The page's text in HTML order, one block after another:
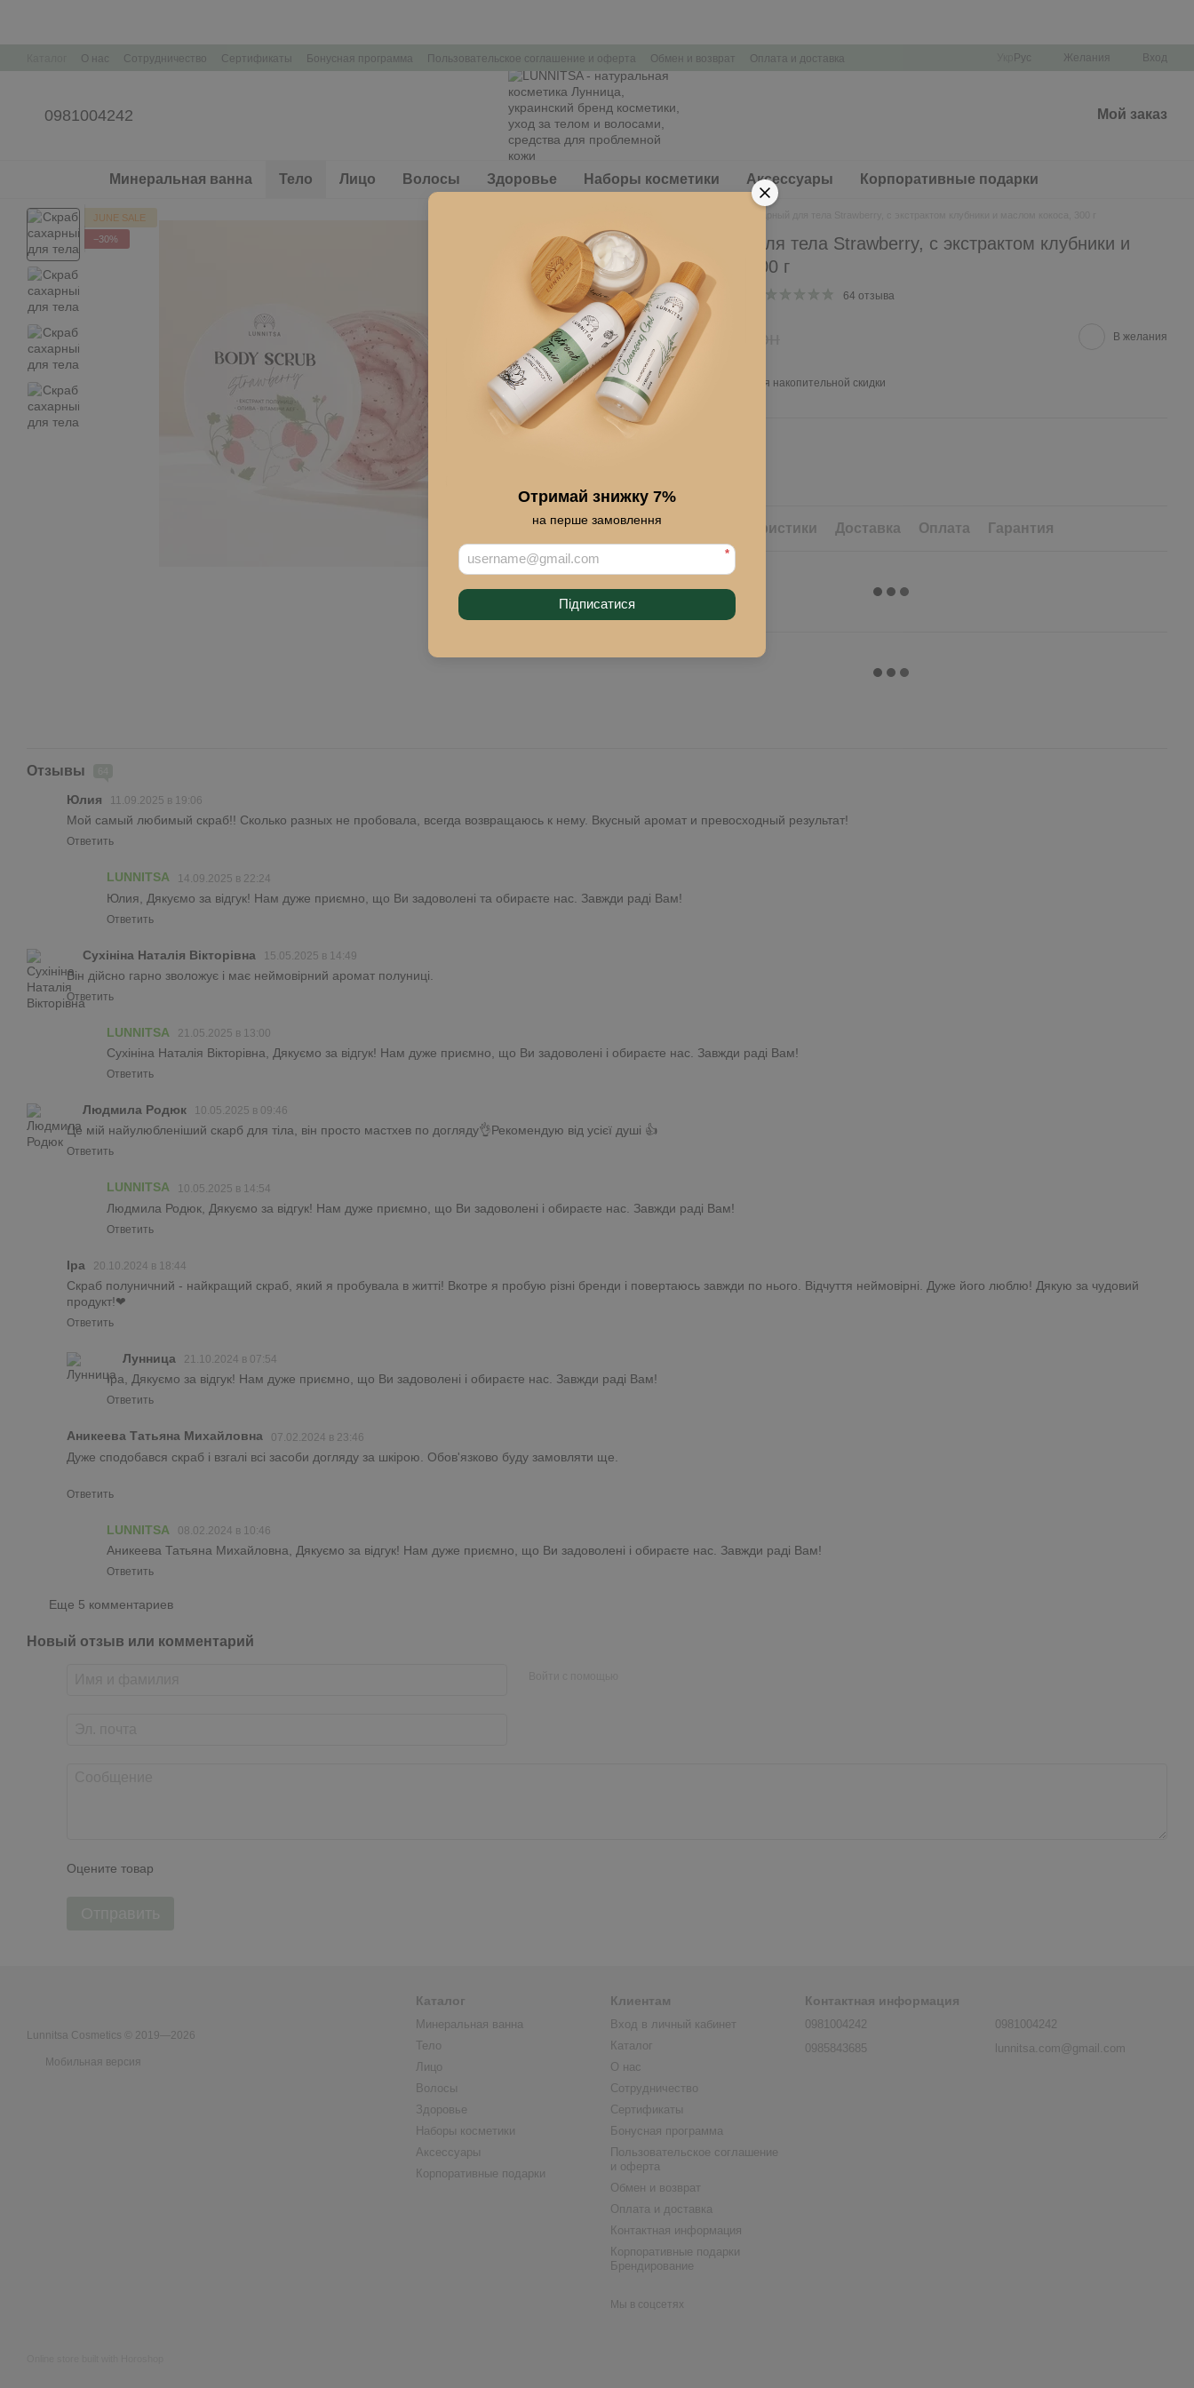
Отримай знижку 7%
на перше замовлення
*
Підписатися
О нас Сотрудничество Сертификаты Бонусная программа Пользовательское соглашение и оферта Обмен и возврат
Оплата и доставка
Рус Желания Вход
0981004242 Мой заказ
Минеральная ванна Тело Лицо Волосы Здоровье Наборы косметики Аксессуары Корпоративные подарки
JUNE SALE
−30%
Скраб сахарный для тела Strawberry, с экстрактом клубники и
маслом кокоса, 300 г
В наличии Артикул: L287 64 отзыва
308 грн В желания
% Войтидля отображения накопительной скидки
Описание Характеристики Доставка Оплата Гарантия
Отзывы
Юлия 11.09.2025 в 19:06
Мой самый любимый скраб!! Сколько разных не пробовала, всегда возвращаюсь к нему. Вкусный аромат и превосходный результат!
Ответить
LUNNITSA 14.09.2025 в 22:24
Юлия, Дякуємо за відгук! Нам дуже приємно, що Ви задоволені та обираєте нас. Завжди раді Вам!
Ответить
Сухініна Наталія Вікторівна 15.05.2025 в 14:49
Він дійсно гарно зволожує і має неймовірний аромат полуниці.
Ответить
LUNNITSA 21.05.2025 в 13:00
Сухініна Наталія Вікторівна, Дякуємо за відгук! Нам дуже приємно, що Ви задоволені і обираєте нас. Завжди раді Вам!
Ответить
Людмила Родюк 10.05.2025 в 09:46
Це мій найулюбленіший скарб для тіла, він просто мастхев по догляду👌Рекомендую від усієї душі 👍
Ответить
LUNNITSA 10.05.2025 в 14:54
Людмила Родюк, Дякуємо за відгук! Нам дуже приємно, що Ви задоволені і обираєте нас. Завжди раді Вам!
Ответить
Іра 20.10.2024 в 18:44
Скраб полуничний - найкращий скраб, який я пробувала в житті! Вкотре я пробую різні бренди і повертаюсь завжди по нього. Відчуття неймовірні. Дуже його люблю! Дякую за чудовий
продукт!❤
Ответить
Лунница 21.10.2024 в 07:54
Іра, Дякуємо за відгук! Нам дуже приємно, що Ви задоволені і обираєте нас. Завжди раді Вам!
Ответить
Аникеева Татьяна Михайловна 07.02.2024 в 23:46
Дуже сподобався скраб і взгалі всі засоби догляду за шкірою. Обов'язково буду замовляти ще.
Ответить
LUNNITSA 08.02.2024 в 10:46
Аникеева Татьяна Михайловна, Дякуємо за відгук! Нам дуже приємно, що Ви задоволені і обираєте нас. Завжди раді Вам!
Ответить
Еще 5 комментариев
Новый отзыв или комментарий
Оцените товар
Lunnitsa Cosmetics © 2019—2026
Мобильная версия
Каталог
Минеральная ванна
Тело
Лицо
Волосы
Здоровье
Наборы косметики
Аксессуары
Корпоративные подарки
Клиентам
Вход в личный кабинет
Каталог
О нас
Сотрудничество
Сертификаты
Бонусная программа
Пользовательское соглашение
и оферта
Обмен и возврат
Оплата и доставка
Контактная информация
Корпоративные подарки
Брендирование
Мы в соцсетях
Контактная информация
0981004242
0985843685
0981004242
lunnitsa.com@gmail.com